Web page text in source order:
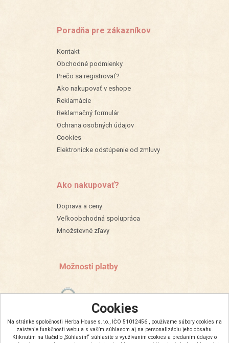
Cookies
Na stránke spoločnosti Herba House s.r.o., IČO 51012456 , používame súbory cookies na
zaistenie funkčnosti webu a s vaším súhlasom aj na personalizáciu jeho obsahu.
Kliknutím na tlačidlo „Súhlasím“ súhlasíte s využívaním cookies a predaním údajov o
Poradňa pre zákazníkov
Kontakt
Obchodné podmienky
Prečo sa registrovať?
Ako nakupovať v eshope
Reklamácie
Reklamačný formulár
Ochrana osobných údajov
Cookies
Elektronicke odstúpenie od zmluvy
Ako nakupovať?
Doprava a ceny
Veľkoobchodná spolupráca
Množstevné zľavy